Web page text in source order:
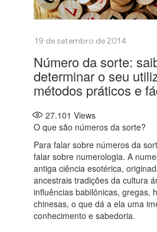
Número da sorte:
determinar o seu
métodos práticos e
27.101 Views
O que são números da sorte?
Para falar sobre números da
falar sobre numerologia. A
antiga ciência esotérica,
ancestrais tradições da cultura
influências babilônicas, gregas,
chinesas, o que dá a ela uma
conhecimento e sabedoria.